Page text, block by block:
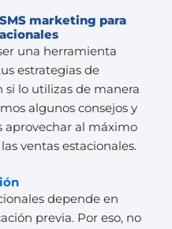
marketing para
una herramienta
estrategias de
lo utilizas de manera
algunos consejos y
aprovechar al máximo
ventas estacionales.
depende en
previa. Por eso, no